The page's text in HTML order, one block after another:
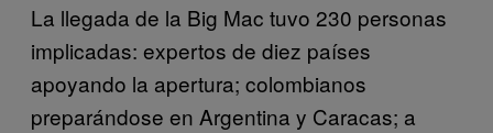
La llegada de la Big Mac tuvo 230 personas
implicadas: expertos de diez países
apoyando la apertura; colombianos
preparándose en Argentina y Caracas; a